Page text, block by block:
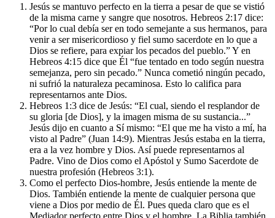
Jesús se mantuvo perfecto en la tierra a pesar de que se vistió
de la misma carne y sangre que nosotros. Hebreos 2:17 dice:
“Por lo cual debía ser en todo semejante a sus hermanos, para
venir a ser misericordioso y fiel sumo sacerdote en lo que a
Dios se refiere, para expiar los pecados del pueblo.” Y en
Hebreos 4:15 dice que Él “fue tentado en todo según nuestra
semejanza, pero sin pecado.” Nunca cometió ningún pecado,
ni sufrió la naturaleza pecaminosa. Esto lo califica para
representarnos ante Dios.
Hebreos 1:3 dice de Jesús: “El cual, siendo el resplandor de
su gloria [de Dios], y la imagen misma de su sustancia...”
Jesús dijo en cuanto a Sí mismo: “El que me ha visto a mí, ha
visto al Padre” (Juan 14:9). Mientras Jesús estaba en la tierra,
era a la vez hombre y Dios. Así puede representarnos al
Padre. Vino de Dios como el Apóstol y Sumo Sacerdote de
nuestra profesión (Hebreos 3:1).
Como el perfecto Dios-hombre, Jesús entiende la mente de
Dios. También entiende la mente de cualquier persona que
viene a Dios por medio de Él. Pues queda claro que es el
Mediador perfecto entre Dios y el hombre. La Biblia también